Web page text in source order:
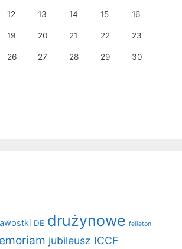
12 13 14 15 16
19 20 21 22 23
26 27 28 29 30
DE drużynowe felieton
jubileusz ICCF